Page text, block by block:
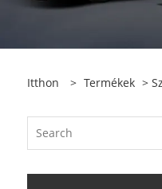
Itthon > Termékek >